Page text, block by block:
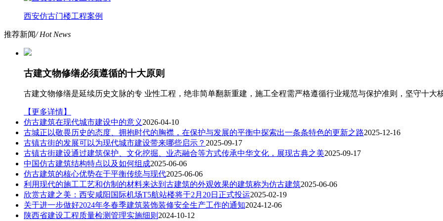
西安仿古门楼工程案例
推荐新闻/ Hot News
古建文物修缮必须遵循的十大原则
古建文物修缮是延续历史文脉的专 业性工程，绝非简单翻新重建，施工全程需严格遵循行业规范与保护准则，坚守十大
【更多详情】
仿古建筑在现代城市建设中的意义 2026-04-10
古城正以敬畏历史的态度、拥抱时代的胸襟，在保护与发展的平衡中探索出一条条特色的更新之路2025-12-16
古镇古街的发展可以为现代城市建设带来哪些启示？ 2025-09-17
古镇古街建设通过建筑保护、文化挖掘、业态融合等方式传承中华文化，展现古典之美2025-09-17
中国仿古建筑结构特点以及如何组成2025-06-06
仿古建筑的核心优势在于平衡传统与现代2025-06-06
利用现代的施工工艺和仿制的材料来达到古建筑的外观效果的建筑称为仿古建筑2025-06-06
欣赏古建之美：西安咸阳国际机场T5航站楼将于2月20日正式投运2025-02-19
关于进一步做好2024年冬春季建筑装饰装修安全生产工作的通知2024-12-06
陕西省建设工程质量检测管理实施细则 2024-10-12